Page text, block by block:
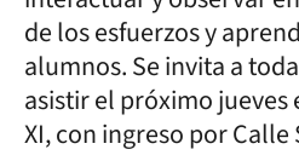
de los esfuerzos y
alumnos. Se invita a
asistir el próximo jueves
XI, con ingreso por Calle